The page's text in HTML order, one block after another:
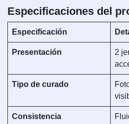
Especificaciones del
Especificación
Presentación
2
Tipo de curado
Consistencia